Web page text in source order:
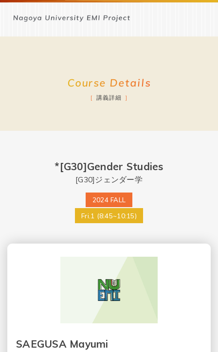
Course Details
講義詳細
*[G30]Gender Studies
[G30]ジェンダー学
2024 FALL
Fri.1 (8:45~10:15)
SAEGUSA Mayumi